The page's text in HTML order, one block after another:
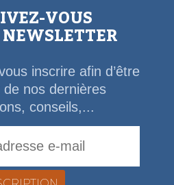
VOUS
inscrire afin d’être
de nos dernières
conseils,...